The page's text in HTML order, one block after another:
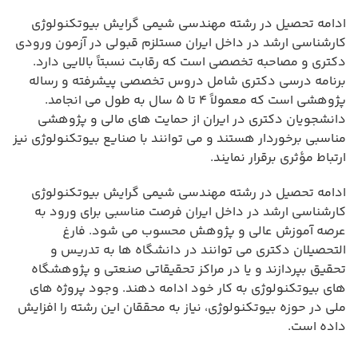
ادامه تحصیل در رشته مهندسی شیمی گرایش بیوتکنولوژی
کارشناسی ارشد در داخل ایران مستلزم قبولی در آزمون ورودی
دکتری و مصاحبه تخصصی است که رقابت نسبتاً بالایی دارد.
برنامه درسی دکتری شامل دروس تخصصی پیشرفته و رساله
پژوهشی است که معمولاً ۴ تا ۵ سال به طول می انجامد.
دانشجویان دکتری در ایران از حمایت های مالی و پژوهشی
مناسبی برخوردار هستند و می توانند با صنایع بیوتکنولوژی نیز
ارتباط مؤثری برقرار نمایند.
ادامه تحصیل در رشته مهندسی شیمی گرایش بیوتکنولوژی
کارشناسی ارشد در داخل ایران فرصت مناسبی برای ورود به
عرصه آموزش عالی و پژوهش محسوب می شود. فارغ
التحصیلان دکتری می توانند در دانشگاه ها به تدریس و
تحقیق بپردازند و یا در مراکز تحقیقاتی صنعتی و پژوهشگاه
های بیوتکنولوژی به کار خود ادامه دهند. وجود پروژه های
ملی در حوزه بیوتکنولوژی، نیاز به محققان این رشته را افزایش
داده است.